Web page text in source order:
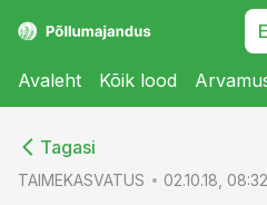
Avaleht Kõik lood
Tagasi
TAIMEKASVATUS 02.10.18, 08:32